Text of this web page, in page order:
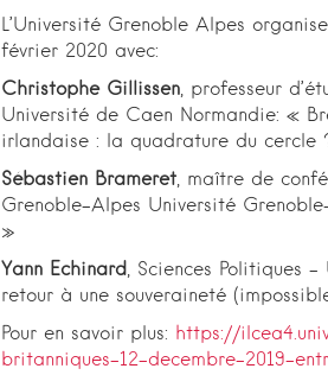
L’Université Grenoble Alpes
février 2020 avec:
Christophe Gillissen, professeur
Université de Caen Normandie: «
irlandaise : la quadrature du cercle
Sébastien Brameret, maître de
Grenoble-Alpes Université
»
Yann Echinard, Sciences Politiques
retour à une souveraineté
Pour en savoir plus: https://
britanniques-12-decembre-2019-